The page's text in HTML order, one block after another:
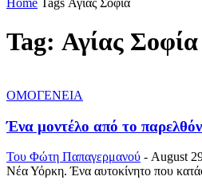
Home Tags Αγίας Σοφία
Tag: Αγίας Σοφία
ΟΜΟΓΕΝΕΙΑ
Ένα μοντέλο από το
Του Φώτη Παπαγερμανού - August
Νέα Υόρκη. Ένα αυτοκίνητο που